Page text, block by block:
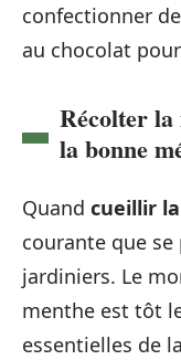
confectionner
au chocolat
Récolter la
la bonne
Quand cueillir
courante que
jardiniers. Le
menthe est tôt
essentielles de